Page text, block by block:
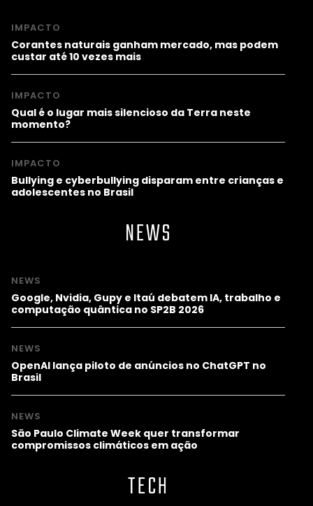
IMPACTO
Corantes naturais ganham mercado, mas podem
custar até 10 vezes mais
IMPACTO
Qual é o lugar mais silencioso da Terra neste
momento?
IMPACTO
Bullying e cyberbullying disparam entre crianças e
adolescentes no Brasil
NEWS
NEWS
Google, Nvidia, Gupy e Itaú debatem IA, trabalho e
computação quântica no SP2B 2026
NEWS
OpenAI lança piloto de anúncios no ChatGPT no
Brasil
NEWS
São Paulo Climate Week quer transformar
compromissos climáticos em ação
TECH